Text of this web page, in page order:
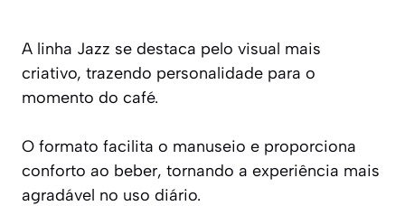
A linha Jazz se destaca pelo visual mais
criativo, trazendo personalidade para o
momento do café.
O formato facilita o manuseio e proporciona
conforto ao beber, tornando a experiência mais
agradável no uso diário.